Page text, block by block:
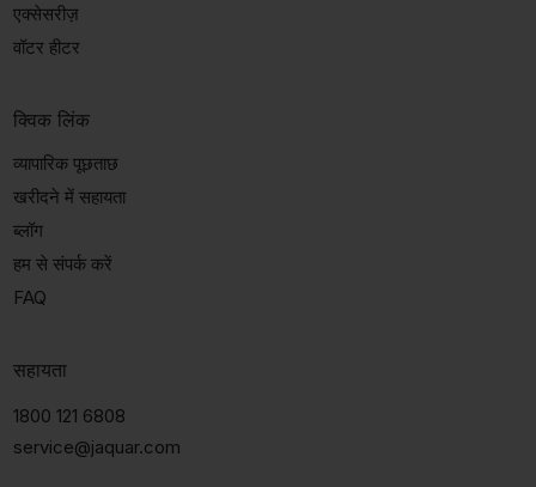
एक्सेसरीज़
वॉटर हीटर
क्विक लिंक
व्यापारिक पूछताछ
खरीदने में सहायता
ब्लॉग
हम से संपर्क करें
FAQ
सहायता
1800 121 6808
service@jaquar.com